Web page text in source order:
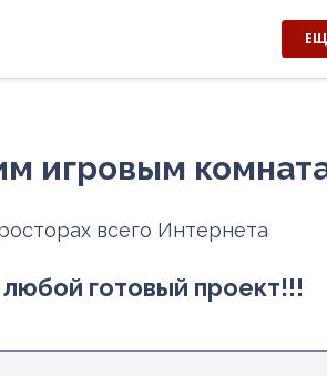
игровым
всего Интернета
готовый проект!!!